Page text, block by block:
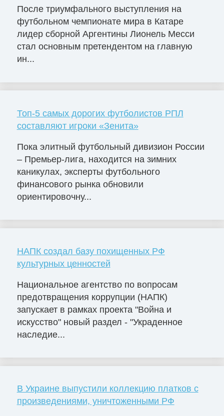
После триумфального выступления на
футбольном чемпионате мира в Катаре
лидер сборной Аргентины Лионель Месси
стал основным претендентом на главную
ин...
Топ-5 самых дорогих футболистов РПЛ
составляют игроки «Зенита»
Пока элитный футбольный дивизион России
– Премьер-лига, находится на зимних
каникулах, эксперты футбольного
финансового рынка обновили
ориентировочну...
НАПК создал базу похищенных РФ
культурных ценностей
Национальное агентство по вопросам
предотвращения коррупции (НАПК)
запускает в рамках проекта "Война и
искусство" новый раздел - "Украденное
наследие...
В Украине выпустили коллекцию платков с
произведениями, уничтоженными РФ